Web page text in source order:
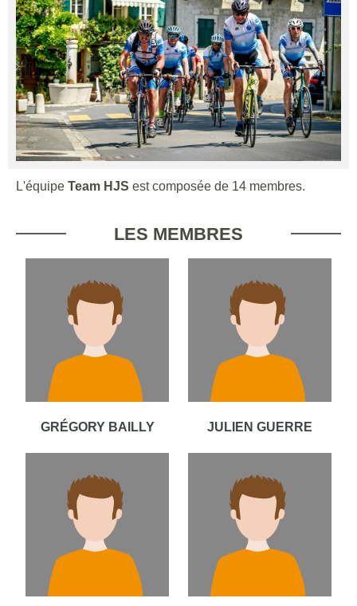
L'équipe Team HJS est composée de 14 membres.
LES MEMBRES
GRÉGORY BAILLY JULIEN GUERRE